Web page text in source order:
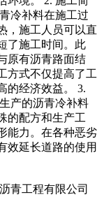
冷补料在施工过
，施工人员可以直
了施工时间。此
原有沥青路面结
方式不仅提高了工
的经济效益。 3.
产的沥青冷补料
的配方和生产工
能力。在各种恶劣
效延长道路的使用
青工程有限公司